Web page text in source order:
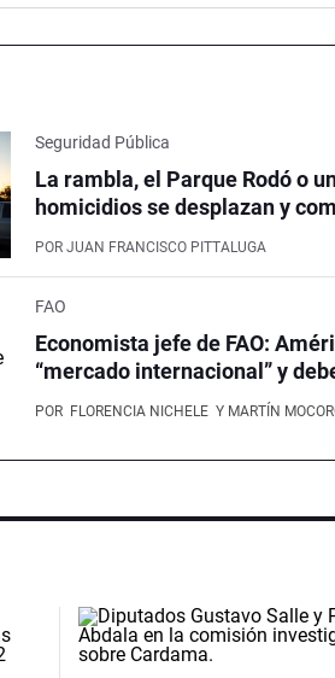
Seguridad Pública
La rambla, el Parque Rodó o
homicidios se desplazan y
POR JUAN FRANCISCO PITTALUGA
FAO
Economista jefe de FAO:
“mercado internacional” y
POR FLORENCIA NICHELE Y MARTÍN